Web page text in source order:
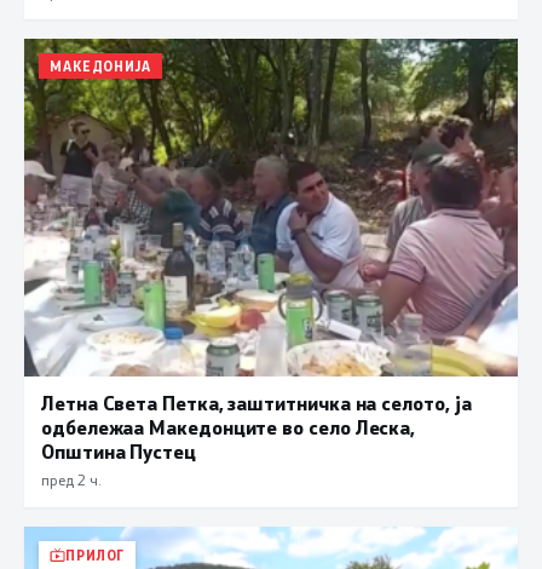
МАКЕДОНИЈА
Летна Света Петка, заштитничка на селото, ја
одбележаа Македонците во село Леска,
Општина Пустец
пред 2 ч.
ПРИЛОГ